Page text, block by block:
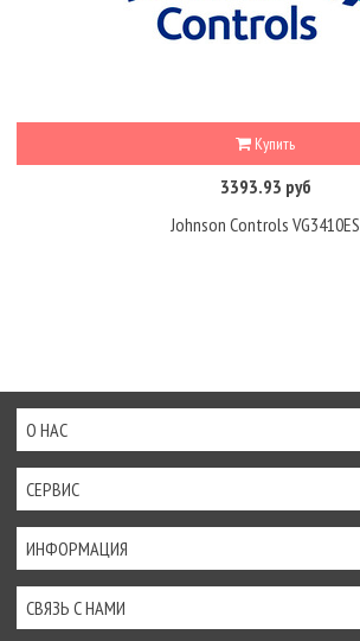
Купить
3393.93 руб
Johnson Controls VG3410ES
О НАС
СЕРВИС
ИНФОРМАЦИЯ
СВЯЗЬ С НАМИ